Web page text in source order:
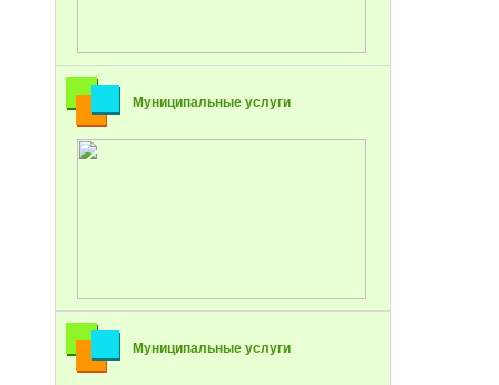
Муниципальные услуги
Муниципальные услуги